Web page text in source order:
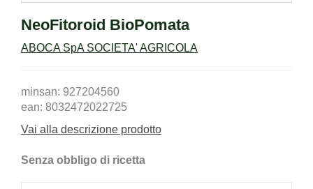
NeoFitoroid BioPomata
ABOCA SpA SOCIETA' AGRICOLA
minsan: 927204560
ean: 8032472022725
Vai alla descrizione prodotto
Senza obbligo di ricetta